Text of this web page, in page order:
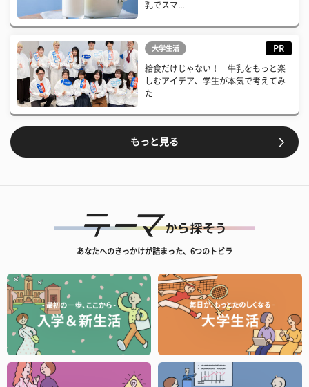
乳でスマ...
大学生活 PR
給食だけじゃない！ 牛乳をもっと楽
しむアイデア、学生が本気で考えてみ
た
もっと見る
あなたへのきっかけが詰まった、6つのトビラ